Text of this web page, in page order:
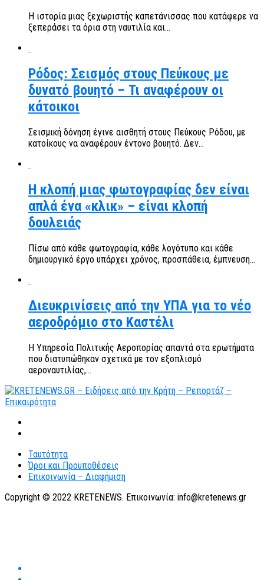
Η ιστορία μιας ξεχωριστής καπετάνισσας που κατάφερε να
ξεπεράσει τα όρια στη ναυτιλία και...
Ρόδος: Σεισμός στους Πεύκους με
δυνατό βουητό – Τι αναφέρουν οι
κάτοικοι
Σεισμική δόνηση έγινε αισθητή στους Πεύκους Ρόδου, με
κατοίκους να αναφέρουν έντονο βουητό. Δεν...
Η κλοπή μιας φωτογραφίας δεν είναι
απλά ένα «κλικ» – είναι κλοπή
δουλειάς
Πίσω από κάθε φωτογραφία, κάθε λογότυπο και κάθε
δημιουργικό έργο υπάρχει χρόνος, προσπάθεια, έμπνευση...
Διευκρινίσεις από την ΥΠΑ για το νέο
αεροδρόμιο στο Καστέλι
Η Υπηρεσία Πολιτικής Αεροπορίας απαντά στα ερωτήματα
που διατυπώθηκαν σχετικά με τον εξοπλισμό
αεροναυτιλίας,...
Ταυτότητα
Όροι και Προϋποθέσεις
Επικοινωνία – Διαφήμιση
Copyright © 2022 KRETENEWS. Επικοινωνία: info@kretenews.gr